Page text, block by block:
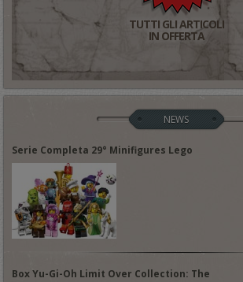
TUTTI GLI ARTICOLI
IN OFFERTA
NEWS
Serie Completa 29° Minifigures Lego
Box Yu-Gi-Oh Limit Over Collection: The